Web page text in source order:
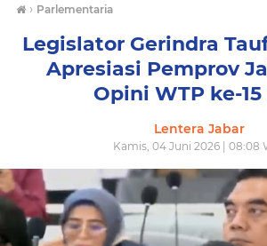
› Parlementaria
Legislator Gerindra
Apresiasi Pemprov
Opini WTP ke-
Lentera Jabar
Kamis, 04 Juni 2026 | 08:08